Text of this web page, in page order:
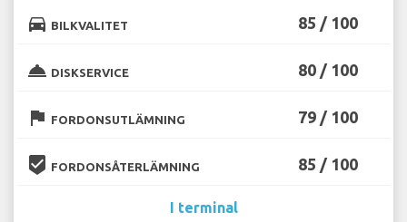
directions_car BILKVALITET 85 / 100
room_service DISKSERVICE 80 / 100
flag FORDONSUTLÄMNING 79 / 100
beenhere FORDONSÅTERLÄMNING 85 / 100
I terminal